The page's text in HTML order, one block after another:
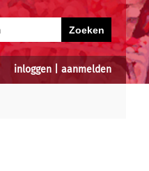
inloggen aanmelden